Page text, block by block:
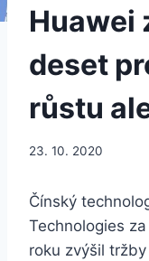
Huawei
deset
růstu
23. 10. 2020
Čínský
Technologies
roku zvýšil